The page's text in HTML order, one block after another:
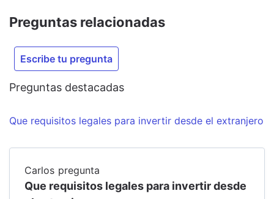
Preguntas relacionadas
Escribe tu pregunta
Preguntas destacadas
Que requisitos legales para invertir desde el extranjero
Carlos pregunta
Que requisitos legales para invertir desde